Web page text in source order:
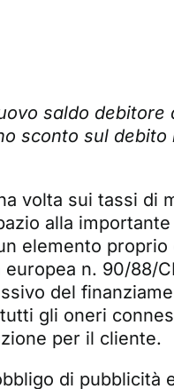
saldo debitore
sconto sul
volta sui tassi di
alla importante
elemento
n. 90/88/
del
gli oneri
per il cliente.
di pubblicità